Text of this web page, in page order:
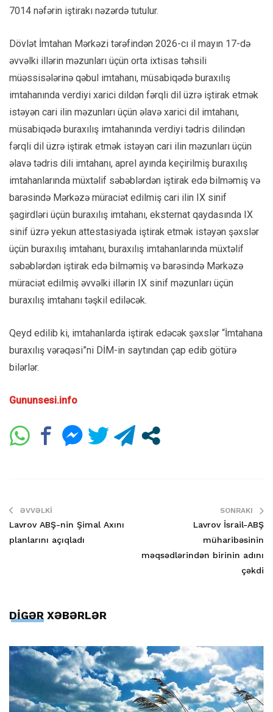
7014 nəfərin iştirakı nəzərdə tutulur.
Dövlət İmtahan Mərkəzi tərəfindən 2026-cı il mayın 17-də
əvvəlki illərin məzunları üçün orta ixtisas təhsili
müəssisələrinə qəbul imtahanı, müsabiqədə buraxılış
imtahanında verdiyi xarici dildən fərqli dil üzrə iştirak etmək
istəyən cari ilin məzunları üçün əlavə xarici dil imtahanı,
müsabiqədə buraxılış imtahanında verdiyi tədris dilindən
fərqli dil üzrə iştirak etmək istəyən cari ilin məzunları üçün
əlavə tədris dili imtahanı, aprel ayında keçirilmiş buraxılış
imtahanlarında müxtəlif səbəblərdən iştirak edə bilməmiş və
barəsində Mərkəzə müraciət edilmiş cari ilin IX sinif
şagirdləri üçün buraxılış imtahanı, eksternat qaydasında IX
sinif üzrə yekun attestasiyada iştirak etmək istəyən şəxslər
üçün buraxılış imtahanı, buraxılış imtahanlarında müxtəlif
səbəblərdən iştirak edə bilməmiş və barəsində Mərkəzə
müraciət edilmiş əvvəlki illərin IX sinif məzunları üçün
buraxılış imtahanı təşkil ediləcək.
Qeyd edilib ki, imtahanlarda iştirak edəcək şəxslər “İmtahana
buraxılış vərəqəsi”ni DİM-in saytından çap edib götürə
bilərlər.
Gununsesi.info
ƏVVƏLKI
Lavrov ABŞ-nin Şimal Axını
planlarını açıqladı
SONRAKI
Lavrov İsrail-ABŞ
müharibəsinin
məqsədlərindən birinin adını
çəkdi
DİGƏR XƏBƏRLƏR